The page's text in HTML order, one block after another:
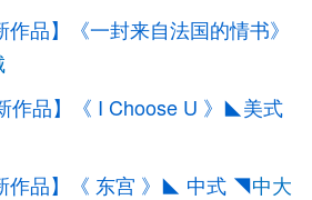
作品】《一封来自法国的情书》
作品】《 I Choose U 》◣美式
作品】《 东宫 》◣ 中式 ◥中大